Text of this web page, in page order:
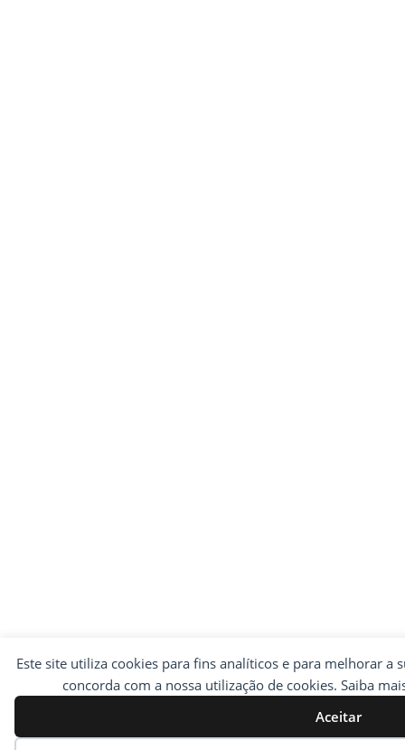
Este site utiliza cookies para fins analíticos e para melhorar a
concorda com a nossa utilização de cookies. Saiba
Aceitar